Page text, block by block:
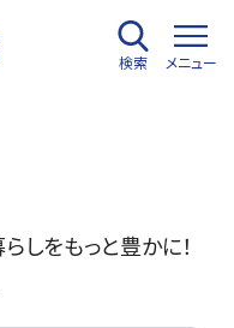
検索 メニュー
しをもっと豊かに！